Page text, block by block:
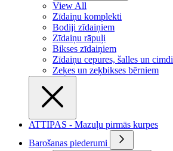
View All
Zīdaiņu komplekti
Bodiji zīdaiņiem
Zīdaiņu rāpuļi
Bikses zīdaiņiem
Zīdaiņu cepures, šalles un cimdi
Zeķes un zeķbikses bērniem
ATTIPAS - Mazuļu pirmās kurpes
Barošanas piederumi